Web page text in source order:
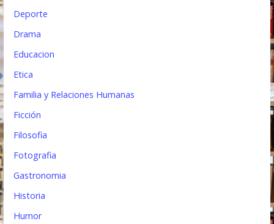
Deporte
Drama
Educacion
Etica
Familia y Relaciones Humanas
Ficción
Filosofia
Fotografia
Gastronomia
Historia
Humor